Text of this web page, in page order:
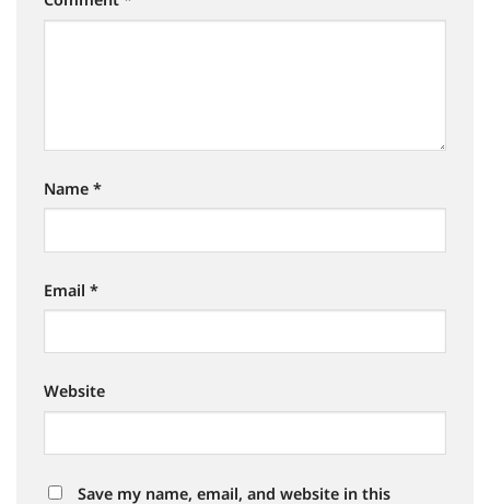
Name*
Email *
Website
Save my name, email, and website in this